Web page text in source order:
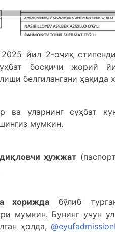
йил 2-очиқ
босқичи жорий
белгилангани ҳақида
ва уларнинг суҳбат
мумкин.
ҳужжат
хорижда бўлиб
мумкин. Бунинг учун
ҳолда,